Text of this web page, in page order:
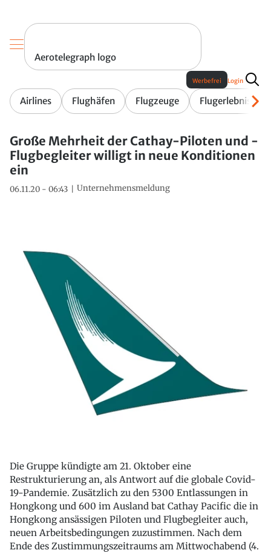
Aerotelegraph logo
Airlines Flughäfen Flugzeuge Flugerlebnis
Werbefrei Login
Große Mehrheit der Cathay-Piloten und -
Flugbegleiter willigt in neue Konditionen
ein
06.11.20 - 06:43 Unternehmensmeldung
Die Gruppe kündigte am 21. Oktober eine
Restrukturierung an, als Antwort auf die globale Covid-
19-Pandemie. Zusätzlich zu den 5300 Entlassungen in
Hongkong und 600 im Ausland bat Cathay Pacific die in
Hongkong ansässigen Piloten und Flugbegleiter auch,
neuen Arbeitsbedingungen zuzustimmen. Nach dem
Ende des Zustimmungszeitraums am Mittwochabend (4.